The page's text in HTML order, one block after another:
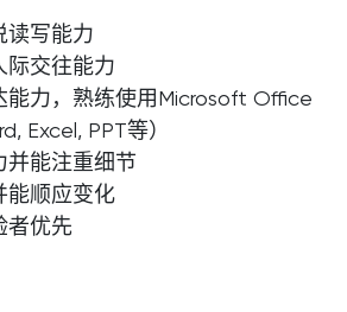
读写能力
际交往能力
能力，熟练使用Microsoft Office
Excel, PPT等）
并能注重细节
能顺应变化
者优先